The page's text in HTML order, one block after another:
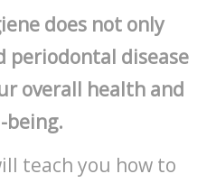
does not only
periodontal disease
overall health and
being.
teach you how to